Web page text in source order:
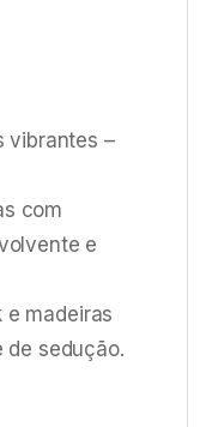
vibrantes –
com
e
e madeiras
de sedução.